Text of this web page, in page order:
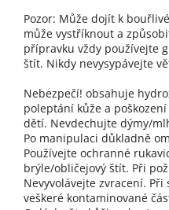
Pozor: Může dojít k
může vystříknout a
přípravku vždy používejte
štít. Nikdy nevysypávejte
Nebezpečí! obsahuje
poleptání kůže a
dětí. Nevdechujte dýmy/
Po manipulaci důkladně
Používejte ochranné
brýle/obličejový štít. Při
Nevyvolávejte zvracení.
veškeré kontaminované